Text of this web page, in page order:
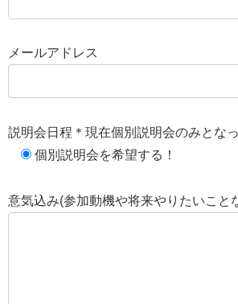
メールアドレス
説明会日程＊現在個別説明会のみとなっ
個別説明会を希望する！
意気込み(参加動機や将来やりたいこと